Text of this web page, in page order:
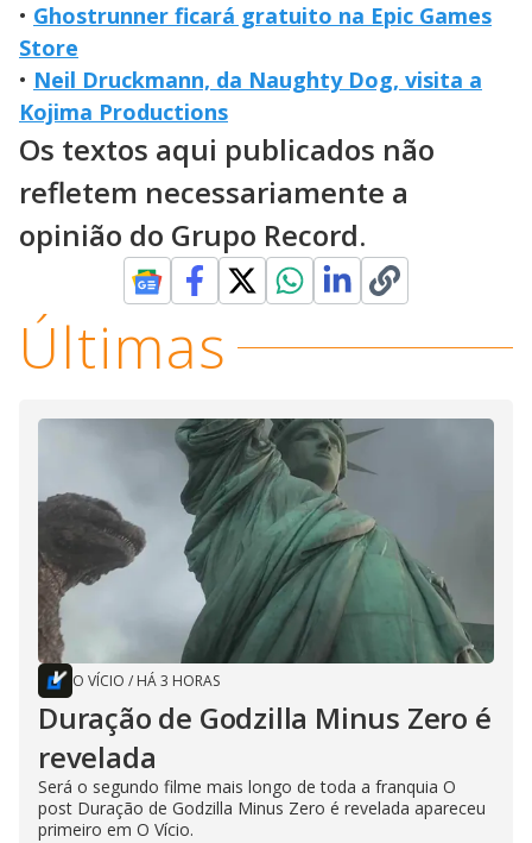
• Ghostrunner ficará gratuito na Epic Games
Store
• Neil Druckmann, da Naughty Dog, visita a
Kojima Productions
Os textos aqui publicados não
refletem necessariamente a
opinião do Grupo Record.
Últimas
O VÍCIO / HÁ 3 HORAS
Duração de Godzilla Minus Zero é
revelada
Será o segundo filme mais longo de toda a franquia O
post Duração de Godzilla Minus Zero é revelada apareceu
primeiro em O Vício.